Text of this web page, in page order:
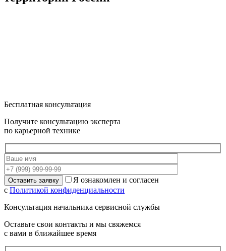
Бесплатная консультация
Получите консультацию эксперта
по карьерной технике
Я ознакомлен и согласен
с Политикой конфиденциальности
Консультация начальника сервисной службы
Оставьте свои контакты и мы свяжемся
с вами в ближайшее время